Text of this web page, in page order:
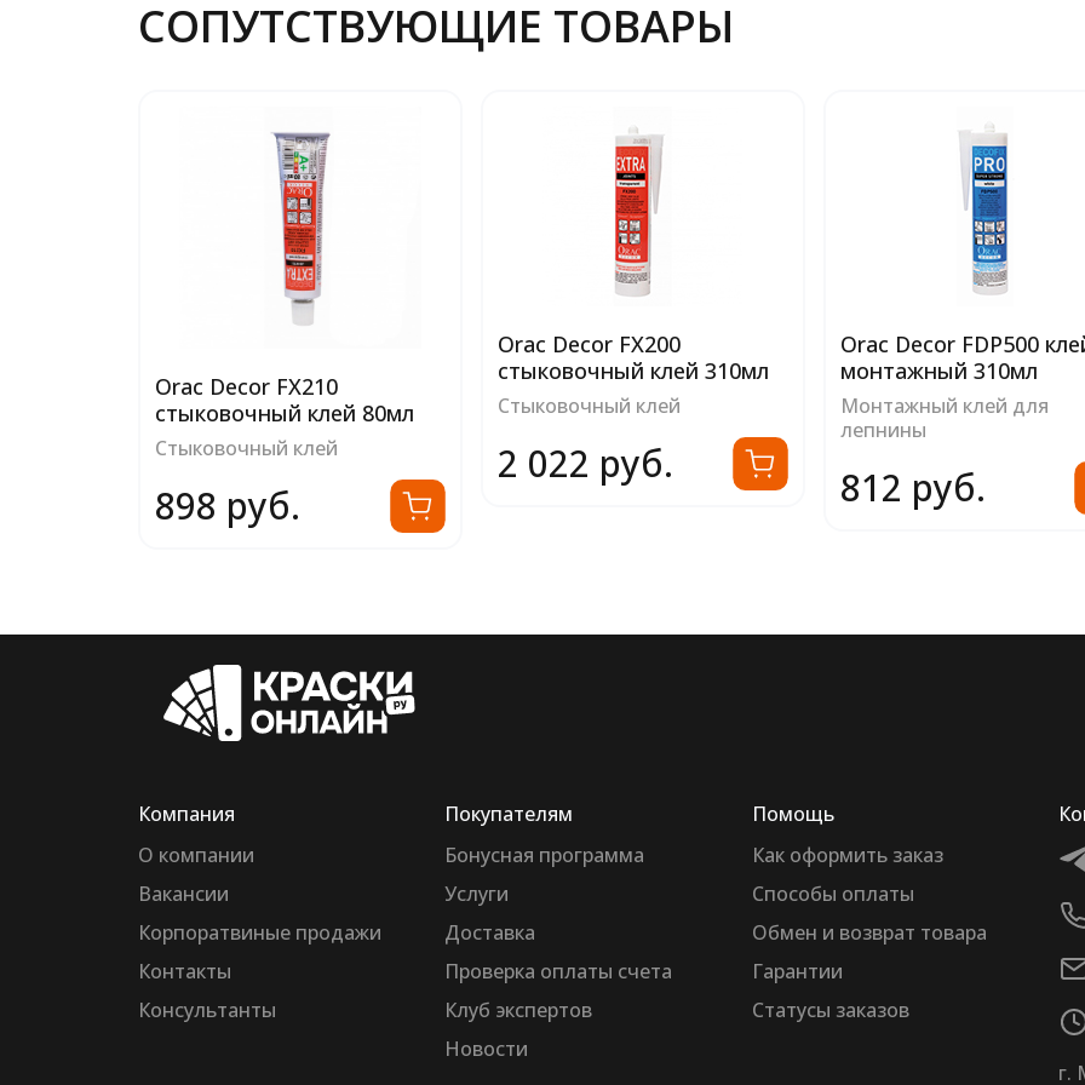
СОПУТСТВУЮЩИЕ ТОВАРЫ
Orac Decor FX210
стыковочный клей 80мл
Стыковочный клей
898 руб.
Orac Decor FX200
стыковочный клей 310мл
Стыковочный клей
2 022 руб.
Orac Decor FDP500
монтажный 310мл
Монтажный клей для
лепнины
812 руб.
Компания
О компании
Вакансии
Корпоратвиные продажи
Контакты
Консультанты
Покупателям
Бонусная программа
Услуги
Доставка
Проверка оплаты счета
Клуб экспертов
Новости
Помощь
Как оформить заказ
Способы оплаты
Обмен и возврат товара
Гарантии
Статусы заказов
г.